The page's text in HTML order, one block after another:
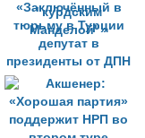
«Заключённый в
тюрьму в Турции
депутат в
президенты от ДПН
может стать
"курдским
Манделой"»